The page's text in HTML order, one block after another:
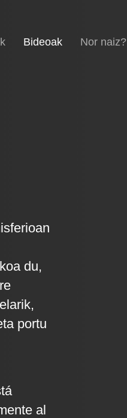
Bideoak(current)
Nor naiz?
du,
portu
al